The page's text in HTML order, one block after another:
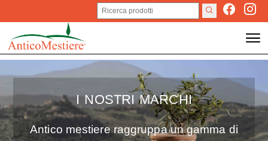
I NOSTRI MARCHI
Antico mestiere raggruppa un gamma di